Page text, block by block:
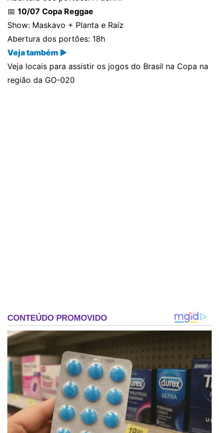
📅 10/07 Copa Reggae
Show: Maskavo + Planta e Raíz
Abertura dos portões: 18h
Veja também ▶
Veja locais para assistir os jogos do Brasil na Copa na
região da GO-020